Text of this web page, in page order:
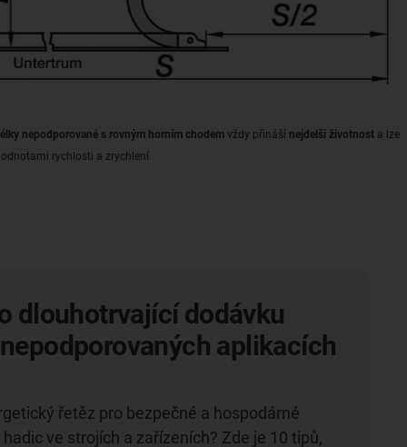
nepodporované s rovným horním chodem vždy přináší nejdelší životnost a lze
rychlosti a zrychlení.
dlouhotrvající dodávku
aplikacích
řetěz pro bezpečné a hospodárné
ve strojích a zařízeních? Zde je 10 tipů,